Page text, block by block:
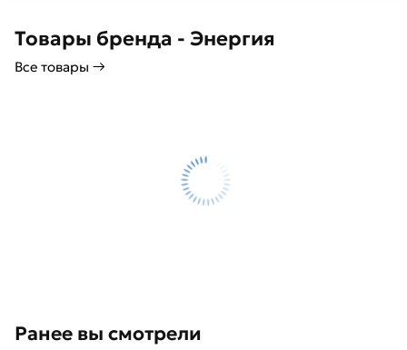
Товары бренда - Энергия
Все товары →
Ранее вы смотрели